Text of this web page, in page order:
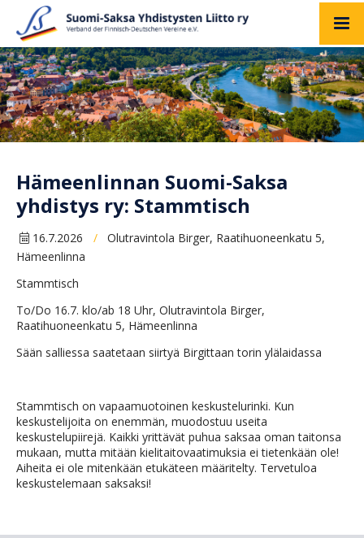
Hämeenlinnan Suomi-Saksa
yhdistys ry: Stammtisch
16.7.2026 /
Olutravintola Birger, Raatihuoneenkatu 5,
Hämeenlinna
Stammtisch
To/Do 16.7. klo/ab 18 Uhr, Olutravintola Birger,
Raatihuoneenkatu 5, Hämeenlinna
Sään salliessa saatetaan siirtyä Birgittaan torin ylälaidassa
Stammtisch on vapaamuotoinen keskustelurinki. Kun
keskustelijoita on enemmän, muodostuu useita
keskustelupiirejä. Kaikki yrittävät puhua saksaa oman taitonsa
mukaan, mutta mitään kielitaitovaatimuksia ei tietenkään ole!
Aiheita ei ole mitenkään etukäteen määritelty. Tervetuloa
keskustelemaan saksaksi!